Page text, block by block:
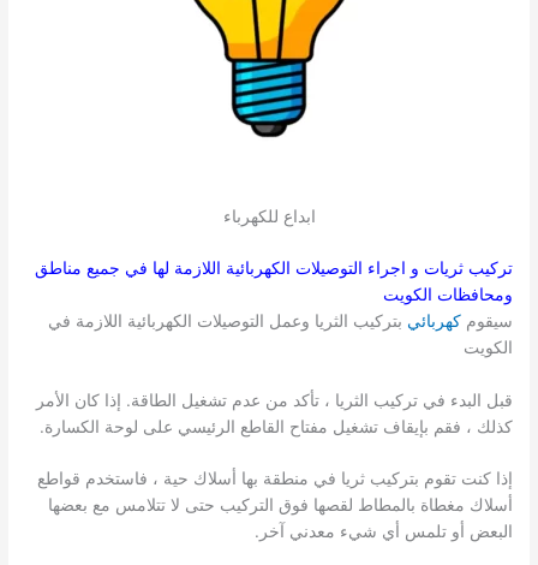
ابداع للكهرباء
تركيب ثريات و اجراء التوصيلات الكهربائية اللازمة لها في جميع مناطق
ومحافظات الكويت
سيقومكهربائي بتركيب الثريا وعمل التوصيلات الكهربائية اللازمة في
الكويت
قبل البدء في تركيب الثريا ، تأكد من عدم تشغيل الطاقة. إذا كان الأمر
كذلك ، فقم بإيقاف تشغيل مفتاح القاطع الرئيسي على لوحة الكسارة.
إذا كنت تقوم بتركيب ثريا في منطقة بها أسلاك حية ، فاستخدم قواطع
أسلاك مغطاة بالمطاط لقصها فوق التركيب حتى لا تتلامس مع بعضها
البعض أو تلمس أي شيء معدني آخر.